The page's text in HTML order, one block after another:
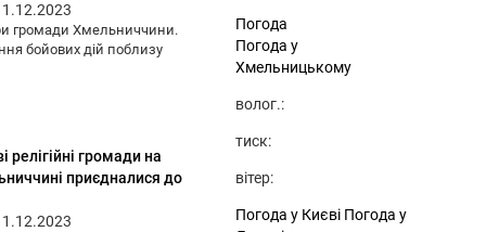
громади Хмельниччини.
бойових дій поблизу
релігійні громади на
приєдналися до
Погода
Погода у
Хмельницькому
волог.:
тиск:
вітер:
Погода у Києві Погода у